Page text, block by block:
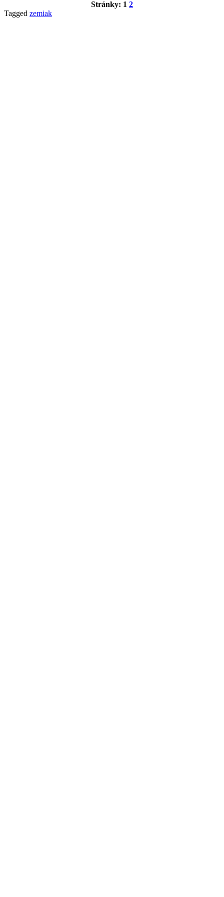
Stránky: 1 2
Tagged zemiak